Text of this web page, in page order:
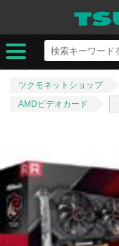
ツクモネットショップ
AMDビデオカード